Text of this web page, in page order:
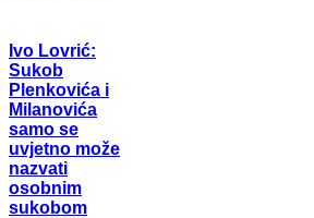
Ivo Lovrić:
Sukob
Plenkovića i
Milanovića
samo se
uvjetno može
nazvati
osobnim
sukobom